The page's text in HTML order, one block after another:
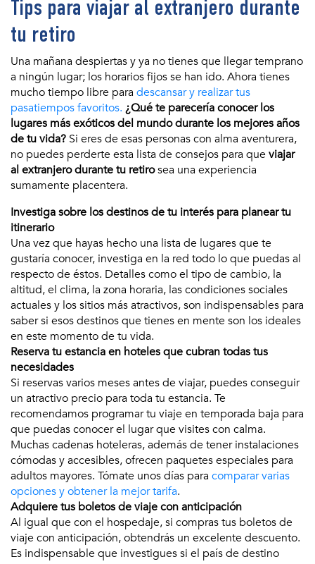
Tips para viajar al extranjero durante
tu retiro
Una mañana despiertas y ya no tienes que llegar temprano
a ningún lugar; los horarios fijos se han ido. Ahora tienes
mucho tiempo libre para descansar y realizar tus
pasatiempos favoritos. ¿Qué te parecería conocer los
lugares más exóticos del mundo durante los mejores años
de tu vida? Si eres de esas personas con alma aventurera,
no puedes perderte esta lista de consejos para queviajar
al extranjero durante tu retirosea una experiencia
sumamente placentera.
Investiga sobre los destinos de tu interés para planear tu
itinerario
Una vez que hayas hecho una lista de lugares que te
gustaría conocer, investiga en la red todo lo que puedas al
respecto de éstos. Detalles como el tipo de cambio, la
altitud, el clima, la zona horaria, las condiciones sociales
actuales y los sitios más atractivos, son indispensables para
saber si esos destinos que tienes en mente son los ideales
en este momento de tu vida.
Reserva tu estancia en hoteles que cubran todas tus
necesidades
Si reservas varios meses antes de viajar, puedes conseguir
un atractivo precio para toda tu estancia. Te
recomendamos programar tu viaje en temporada baja para
que puedas conocer el lugar que visites con calma.
Muchas cadenas hoteleras, además de tener instalaciones
cómodas y accesibles, ofrecen paquetes especiales para
adultos mayores. Tómate unos días para comparar varias
opciones y obtener la mejor tarifa.
Adquiere tus boletos de viaje con anticipación
Al igual que con el hospedaje, si compras tus boletos de
viaje con anticipación, obtendrás un excelente descuento.
Es indispensable que investigues si el país de destino